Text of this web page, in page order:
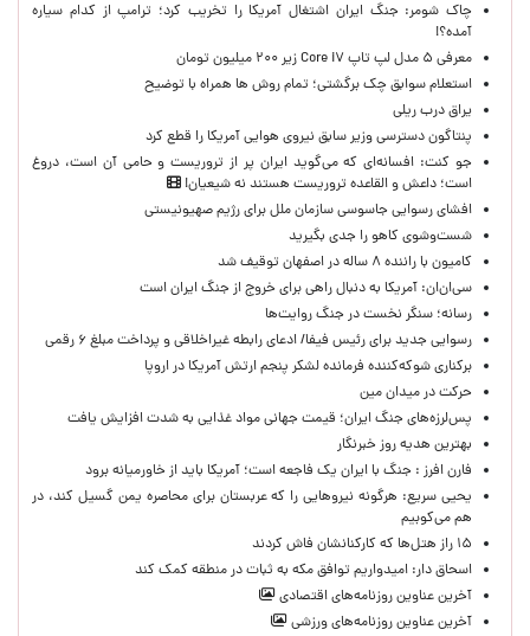
چاک شومر: جنگ ایران اشتغال آمریکا را تخریب کرد؛ ترامپ از کدام سیاره
آمده؟!
معرفی ۵ مدل لپ تاپ Core i۷ زیر ۲۰۰ میلیون تومان
استعلام سوابق چک برگشتی؛ تمام روش ها همراه با توضیح
یراق درب ریلی
پنتاگون دسترسی وزیر سابق نیروی هوایی آمریکا را قطع کرد
جو کنت: افسانه‌ای که می‌گوید ایران پر از تروریست و حامی آن است، دروغ
است؛ داعش و القاعده تروریست هستند نه شیعیان!
افشای رسوایی جاسوسی سازمان ملل برای رژیم صهیونیستی
شست‌وشوی کاهو را جدی بگیرید
کامیون با راننده ۸ ساله در اصفهان توقیف شد
سی‌ان‌ان: آمریکا به دنبال راهی برای خروج از جنگ ایران است
رسانه؛ سنگر نخست در جنگ روایت‌ها
رسوایی جدید برای رئیس فیفا/ ادعای رابطه غیراخلاقی و پرداخت مبلغ ۶ رقمی
برکناری شوکه‌کننده فرمانده لشکر پنجم ارتش آمریکا در اروپا
حركت در ميدان مين
پس‌لرزه‌های جنگ ایران؛ قیمت جهانی مواد غذایی به شدت افزایش یافت
بهترین هدیه روز خبرنگار
فارن افرز : جنگ با ایران یک فاجعه است؛ آمریکا باید از خاورمیانه برود
یحیی سریع: هرگونه نیروهایی را که عربستان برای محاصره یمن گسیل کند، در
هم می‌کوبیم
۱۵ راز هتل‌ها که کارکنانشان فاش کردند
اسحاق دار: امیدواریم توافق مکه به ثبات در منطقه کمک کند
آخرین عناوین روزنامه‌های اقتصادی
آخرین عناوین روزنامه‌های ورزشی